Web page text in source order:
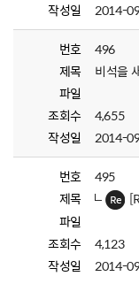
작성일
2014-
번호
496
제목
비석을
파일
조회수
4,655
작성일
2014-
번호
495
제목
파일
조회수
4,123
작성일
2014-